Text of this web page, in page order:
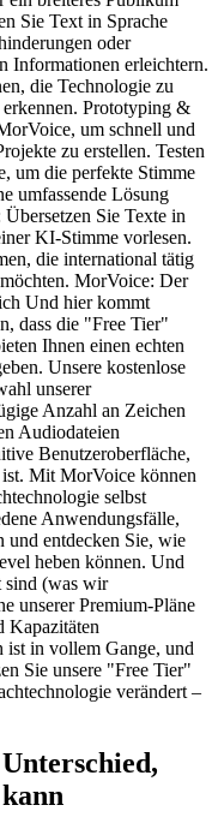
Sie Text in Sprache
oder
Informationen erleichtern.
die Technologie zu
Prototyping &
um schnell und
zu erstellen. Testen
um die perfekte Stimme
umfassende Lösung
Sie Texte in
KI-Stimme vorlesen.
die international tätig
MorVoice: Der
Und hier kommt
dass die "Free Tier"
Ihnen einen echten
Unsere kostenlose
unserer
Anzahl an Zeichen
Audiodateien
Benutzeroberfläche,
Mit MorVoice können
selbst
Anwendungsfälle,
und entdecken Sie, wie
heben können. Und
sind (was wir
unserer Premium-Pläne
Kapazitäten
ist in vollem Gange, und
Sie unsere "Free Tier"
verändert –